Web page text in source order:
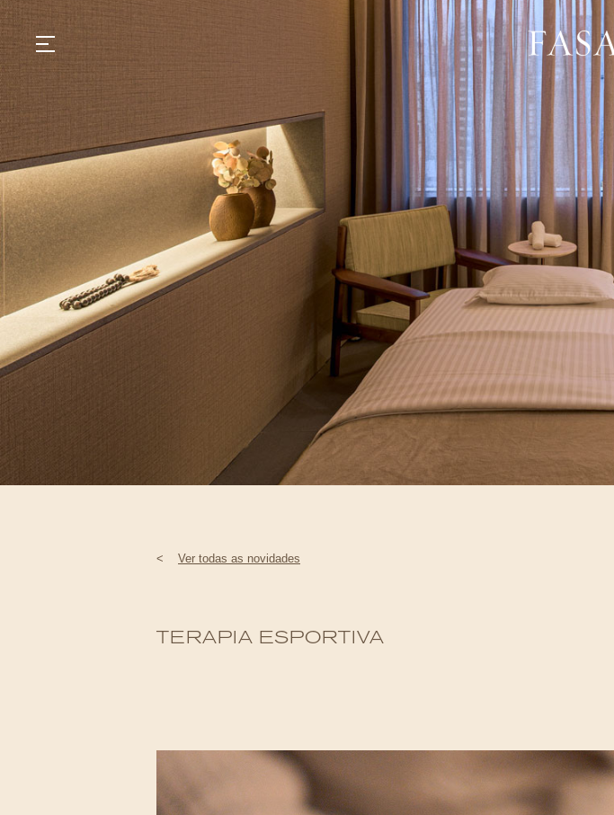
GASTRONOMIA
HOTÉIS
EXPERIÊNCIAS
EVENTOS
VILLAS
SHOP | SELEZIONE
DESCUBRA
WHAT'S COOKING
< Ver todas as novidades
TERAPIA ESPORTIVA